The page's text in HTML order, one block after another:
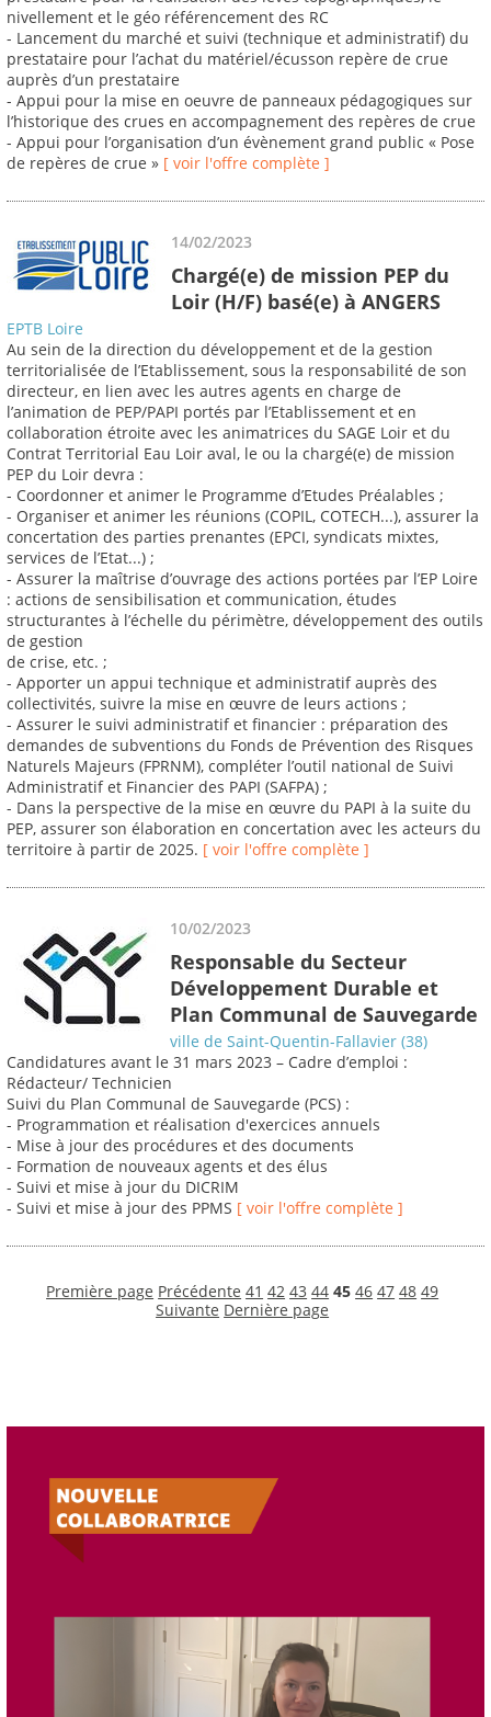
nivellement et le géo référencement des RC
- Lancement du marché et suivi (technique et administratif) du
prestataire pour l’achat du matériel/écusson repère de crue
auprès d’un prestataire
- Appui pour la mise en oeuvre de panneaux pédagogiques sur
l’historique des crues en accompagnement des repères de crue
- Appui pour l’organisation d’un évènement grand public « Pose
de repères de crue » [ voir l'offre complète ]
14/02/2023
Chargé(e) de mission PEP du
Loir (H/F) basé(e) à ANGERS
EPTB Loire
Au sein de la direction du développement et de la gestion
territorialisée de l’Etablissement, sous la responsabilité de son
directeur, en lien avec les autres agents en charge de
l’animation de PEP/PAPI portés par l’Etablissement et en
collaboration étroite avec les animatrices du SAGE Loir et du
Contrat Territorial Eau Loir aval, le ou la chargé(e) de mission
PEP du Loir devra :
- Coordonner et animer le Programme d’Etudes Préalables ;
- Organiser et animer les réunions (COPIL, COTECH...), assurer la
concertation des parties prenantes (EPCI, syndicats mixtes,
services de l’Etat...) ;
- Assurer la maîtrise d’ouvrage des actions portées par l’EP Loire
: actions de sensibilisation et communication, études
structurantes à l’échelle du périmètre, développement des outils
de gestion
de crise, etc. ;
- Apporter un appui technique et administratif auprès des
collectivités, suivre la mise en œuvre de leurs actions ;
- Assurer le suivi administratif et financier : préparation des
demandes de subventions du Fonds de Prévention des Risques
Naturels Majeurs (FPRNM), compléter l’outil national de Suivi
Administratif et Financier des PAPI (SAFPA) ;
- Dans la perspective de la mise en œuvre du PAPI à la suite du
PEP, assurer son élaboration en concertation avec les acteurs du
territoire à partir de 2025. [ voir l'offre complète ]
10/02/2023
Responsable du Secteur
Développement Durable et
Plan Communal de Sauvegarde
ville de Saint-Quentin-Fallavier (38)
Candidatures avant le 31 mars 2023 – Cadre d’emploi :
Rédacteur/ Technicien
Suivi du Plan Communal de Sauvegarde (PCS) :
- Programmation et réalisation d'exercices annuels
- Mise à jour des procédures et des documents
- Formation de nouveaux agents et des élus
- Suivi et mise à jour du DICRIM
- Suivi et mise à jour des PPMS [ voir l'offre complète ]
Première page Précédente 41 42 43 44 45 46 47 48 49
Suivante Dernière page